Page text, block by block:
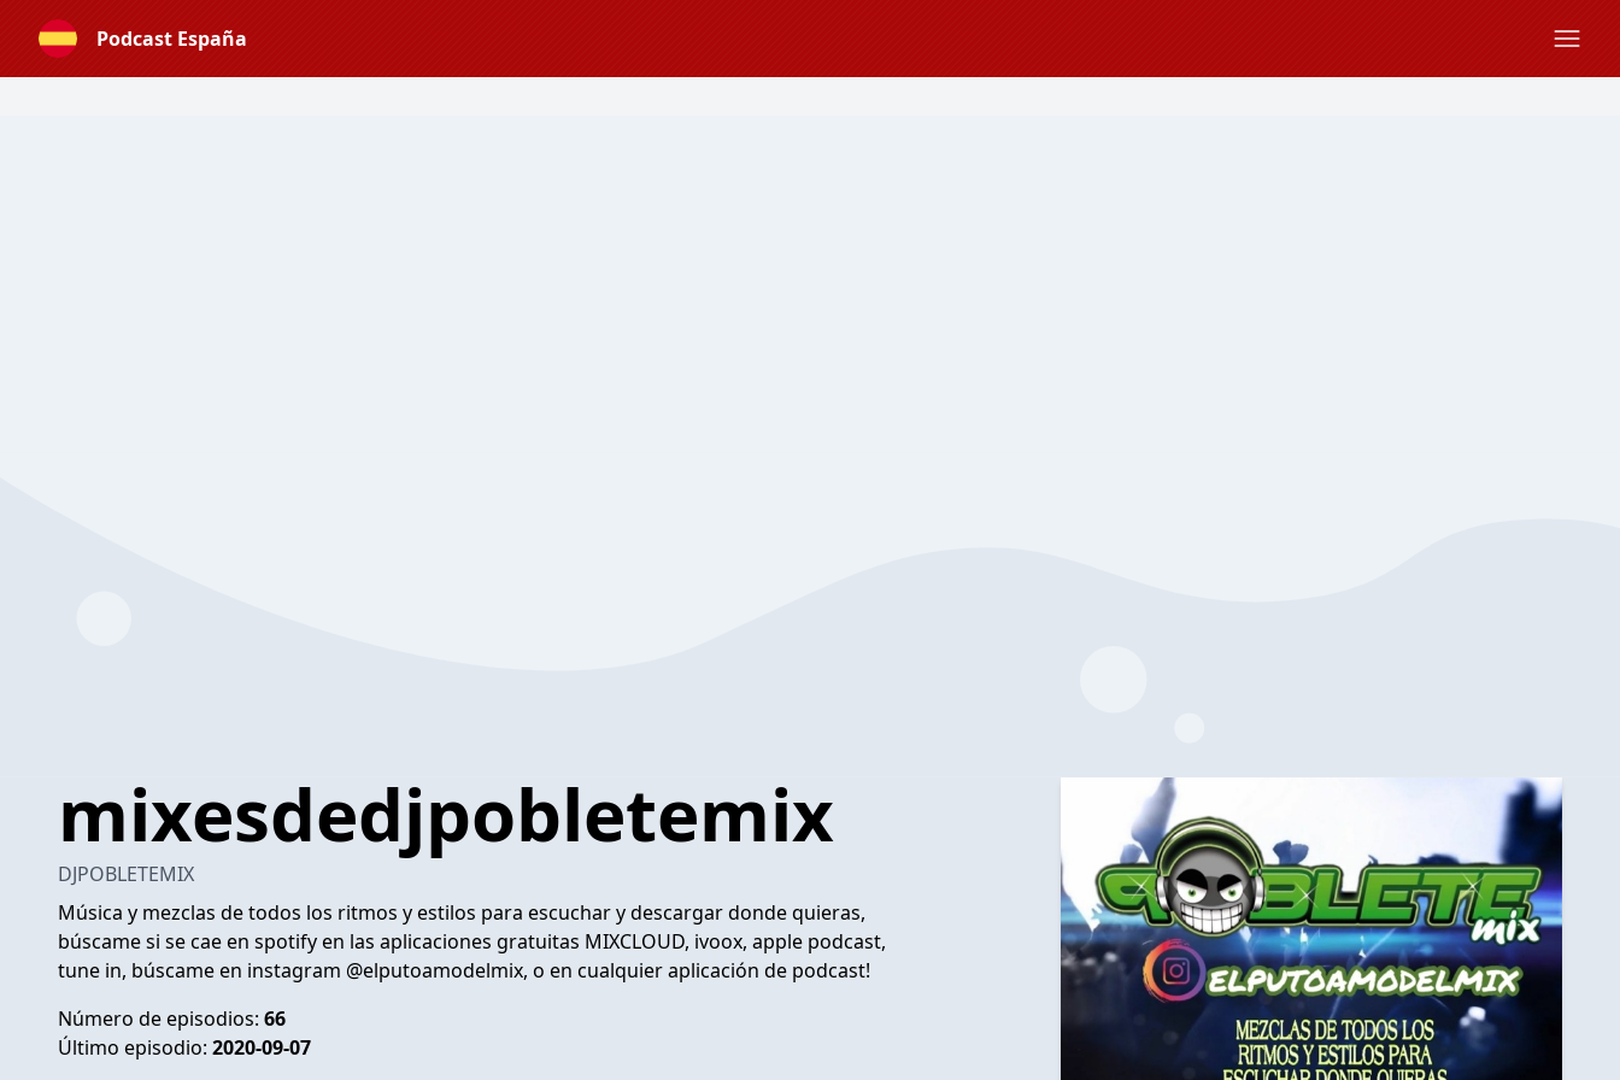
Podcast España
mixesdedjpobletemix
DJPOBLETEMIX
Música y mezclas de todos los ritmos y estilos para escuchar y descargar donde quieras,
búscame si se cae en spotify en las aplicaciones gratuitas MIXCLOUD, ivoox, apple podcast,
tune in, búscame en instagram @elputoamodelmix, o en cualquier aplicación de podcast!
Número de episodios: 66
Último episodio: 2020-09-07